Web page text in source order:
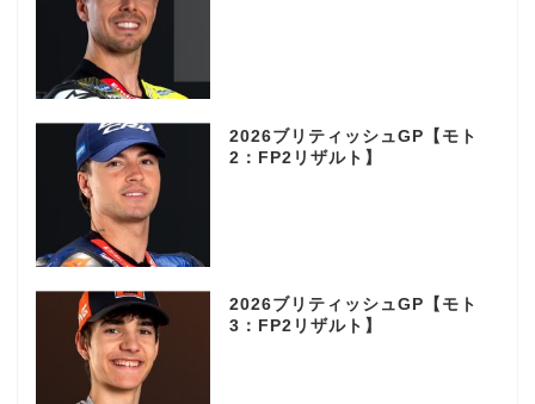
2026ブリティッシュGP【モト
2：FP2リザルト】
2026ブリティッシュGP【モト
3：FP2リザルト】